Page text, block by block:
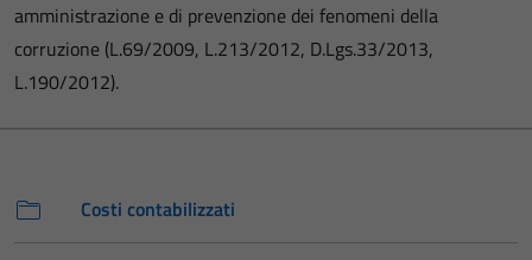
amministrazione e di prevenzione dei fenomeni della
corruzione (L.69/2009, L.213/2012, D.Lgs.33/2013,
L.190/2012).
Costi contabilizzati